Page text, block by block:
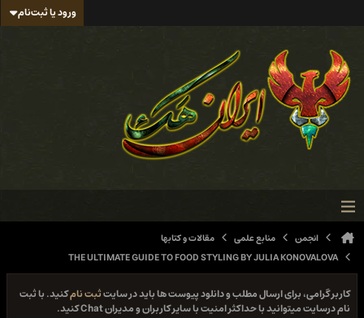
ورود یا ثبت‌نام
انجمن منابع علمی
مقالات و کتابها
THE ULTIMATE GUIDE TO FOOD STYLING BY JULIA KONOVALOVA
کاربر گرامی، برای ارسال مطلب و دانلود پیوست ها باید در سایتثبت نامکنید. با ثبت
نام درسایت میتوانید با حداکثر امنیت با سایر کاربران و مدیران Chat کنید.